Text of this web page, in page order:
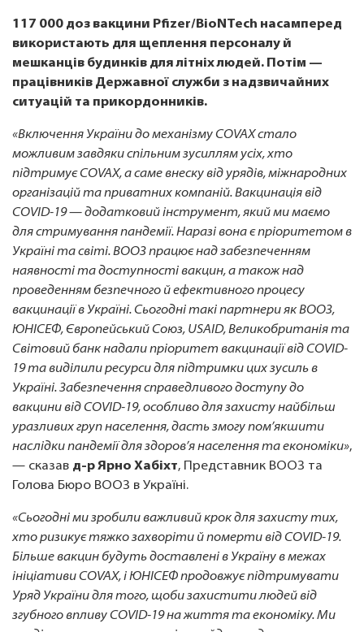
117 000 доз вакцини Pfizer/BioNTech насамперед
використають для щеплення персоналу й
мешканців будинків для літніх людей. Потім —
працівників Державної служби з надзвичайних
ситуацій та прикордонників.
«Включення України до механізму COVAX стало
можливим завдяки спільним зусиллям усіх, хто
підтримує COVAX, а саме внеску від урядів, міжнародних
організацій та приватних компаній. Вакцинація від
COVID-19 — додатковий інструмент, який ми маємо
для стримування пандемії. Наразі вона є пріоритетом в
Україні та світі. ВООЗ працює над забезпеченням
наявності та доступності вакцин, а також над
проведенням безпечного й ефективного процесу
вакцинації в Україні. Сьогодні такі партнери як ВООЗ,
ЮНІСЕФ, Європейський Союз, USAID, Великобританія та
Світовий банк надали пріоритет вакцинації від COVID-
19 та виділили ресурси для підтримки цих зусиль в
Україні. Забезпечення справедливого доступу до
вакцини від COVID-19, особливо для захисту найбільш
уразливих груп населення, дасть змогу пом’якшити
наслідки пандемії для здоров’я населення та економіки»,
— сказав д-р Ярно Хабіхт, Представник ВООЗ та
Голова Бюро ВООЗ в Україні.
«Сьогодні ми зробили важливий крок для захисту тих,
хто ризикує тяжко захворіти й померти від COVID-19.
Більше вакцин будуть доставлені в Україну в межах
ініціативи COVAX, і ЮНІСЕФ продовжує підтримувати
Уряд України для того, щоби захистити людей від
згубного впливу COVID-19 на життя та економіку. Ми